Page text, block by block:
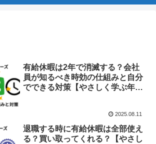
有給休暇は2年で消滅する？会社
員が知るべき時効の仕組みと自分
でできる対策【やさしく学ぶ年休
2025.08.11
退職する時に有給休暇は全部使え
る？買い取ってくれる？【やさし